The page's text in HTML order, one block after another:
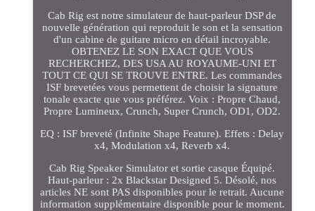
Cab Rig est notre simulateur de haut-parleur DSP de
nouvelle génération qui reproduit le son et la sensation
d'un cabine de guitare micro en détail incroyable.
OBTENEZ LE SON EXACT QUE VOUS
RECHERCHEZ, DES USA AU ROYAUME-UNI ET
TOUT CE QUI SE TROUVE ENTRE. Les commandes
ISF brevetées vous permettent de choisir la signature
tonale exacte que vous préférez. Voix : Propre Chaud,
Propre Lumineux, Crunch, Super Crunch, OD1, OD2.
EQ : ISF breveté (Infinite Shape Feature). Effets : Delay
x4, Modulation x4, Reverb x4.
Cab Rig Speaker Simulator et sortie casque Équipé.
Haut-parleur : 2x Blackstar Designed 5. Désolé, nos
articles NE sont PAS disponibles pour le retrait. Aucune
information supplémentaire disponible pour le moment.